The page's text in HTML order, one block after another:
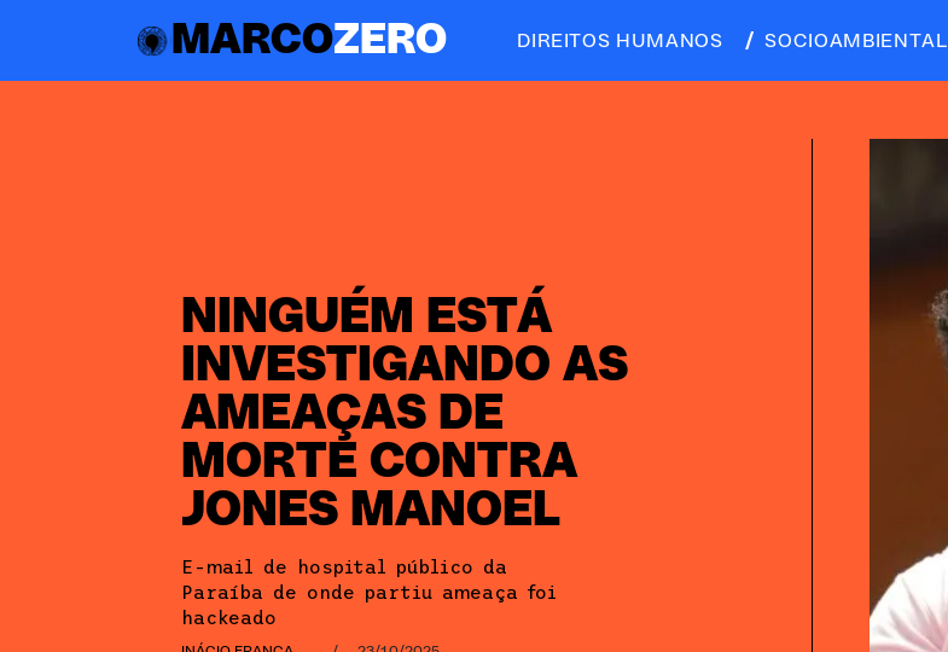
MARCOZERO DIREITOS HUMANOS SOCIOAMBIENTAL
NINGUÉM ESTÁ
INVESTIGANDO AS
AMEAÇAS DE
MORTE CONTRA
JONES MANOEL
E-mail de hospital público da
Paraíba de onde partiu ameaça foi
hackeado